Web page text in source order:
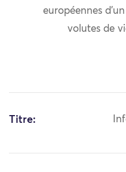
européennes
volutes de
Titre: